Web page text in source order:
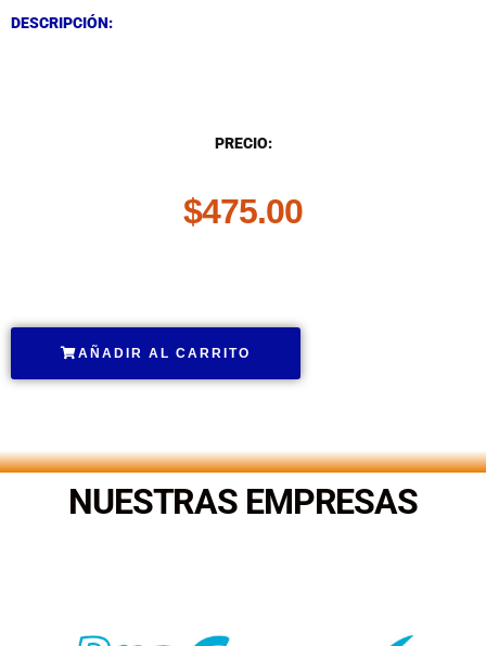
DESCRIPCIÓN:
PRECIO:
$475.00
AÑADIR AL CARRITO
NUESTRAS EMPRESAS